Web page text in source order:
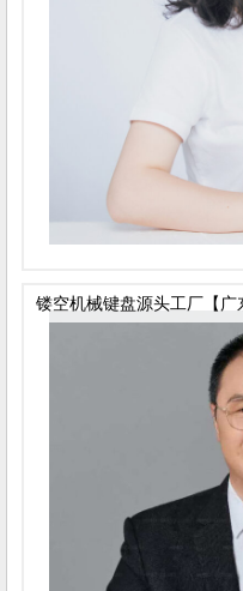
镂空机械键盘源头工厂【广